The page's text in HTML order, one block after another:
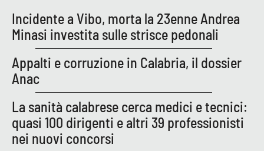
Lamezia Terme
PROGETTI
SPECIALI
Buona Sanità Calabria
LA
CALABRIAVISIONE
Incidente a Vibo, morta la 23enne Andrea
Minasi investita sulle strisce pedonali
Appalti e corruzione in Calabria, il dossier
Anac
La sanità calabrese cerca medici e tecnici:
quasi 100 dirigenti e altri 39 professionisti
nei nuovi concorsi